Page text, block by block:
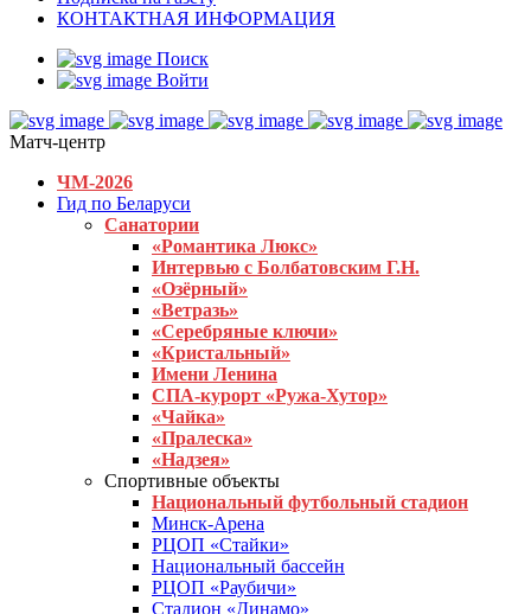
КОНТАКТНАЯ ИНФОРМАЦИЯ
Поиск
Войти
Матч-центр
ЧМ-2026
Гид по Беларуси
Санатории
«Романтика Люкс»
Интервью с Болбатовским Г.Н.
«Озёрный»
«Ветразь»
«Серебряные ключи»
«Кристальный»
Имени Ленина
СПА-курорт «Ружа-Хутор»
«Чайка»
«Пралеска»
«Надзея»
Спортивные объекты
Национальный футбольный стадион
Минск-Арена
РЦОП «Стайки»
Национальный бассейн
РЦОП «Раубичи»
Стадион «Динамо»